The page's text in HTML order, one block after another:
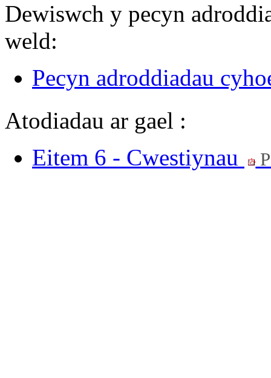
Dewiswch y pecyn
weld:
Pecyn adroddiadau
Atodiadau ar gael :
Eitem 6 - Cwestiynau